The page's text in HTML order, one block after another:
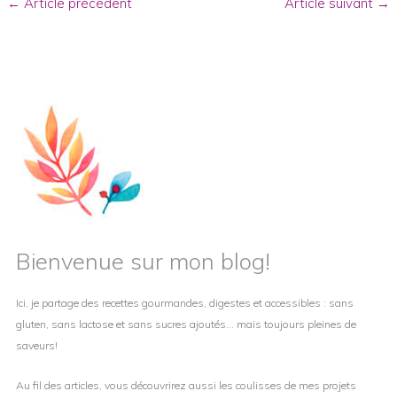
g o r
Bienvenue sur mon blog!
Ici, je partage des recettes gourmandes, digestes et accessibles : sans
gluten, sans lactose et sans sucres ajoutés… mais toujours pleines de
saveurs!
Au fil des articles, vous découvrirez aussi les coulisses de mes projets